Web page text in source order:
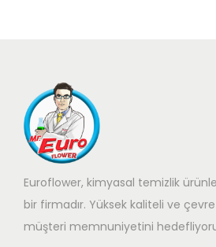
Euroflower, kimyasal temizlik
bir firmadır. Yüksek kaliteli ve
müşteri memnuniyetini